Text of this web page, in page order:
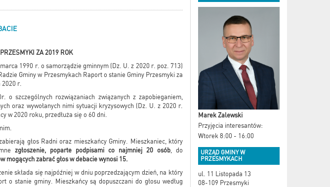
ZA 2019 ROK
1990 r. o samorządzie gminnym (Dz. U. z 2020 r. poz. 713)
Gminy w Przesmykach Raport o stanie Gminy Przesmyki za
2020 r.
szczególnych rozwiązaniach związanych z zapobieganiem,
oraz wywołanych nimi sytuacji kryzysowych (Dz. U. z 2020 r.
w 2020 roku, przedłuża się o 60 dni.
głos Radni oraz mieszkańcy Gminy. Mieszkaniec, który
zgłoszenie, poparte podpisami co najmniej 20 osób, do
mogących zabrać głos w debacie wynosi 15.
składa się najpóźniej w dniu poprzedzającym dzień, na który
o stanie gminy. Mieszkańcy są dopuszczani do głosu według
Marek Zalewski
Przyjęcia interesantów:
Wtorek 8:00 - 16:00
URZĄD GMINY W
PRZESMYKACH
ul. 11 Listopada 13
08-109 Przesmyki